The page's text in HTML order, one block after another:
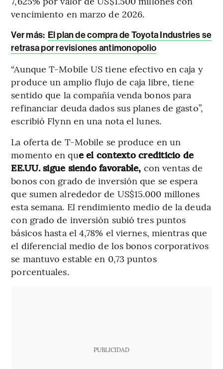
vencimiento en marzo de 2026.
Ver más: El plan de compra de Toyota Industries se
retrasa por revisiones antimonopolio
“Aunque T-Mobile US tiene efectivo en caja y
produce un amplio flujo de caja libre, tiene
sentido que la compañía venda bonos para
refinanciar deuda dados sus planes de gasto”,
escribió Flynn en una nota el lunes.
La oferta de T-Mobile se produce en un
momento en que el contexto crediticio de
EE.UU. sigue siendo favorable, con ventas de
bonos con grado de inversión que se espera
que sumen alrededor de US$15.000 millones
esta semana. El rendimiento medio de la deuda
con grado de inversión subió tres puntos
básicos hasta el 4,78% el viernes, mientras que
el diferencial medio de los bonos corporativos
se mantuvo estable en 0,73 puntos
porcentuales.
PUBLICIDAD